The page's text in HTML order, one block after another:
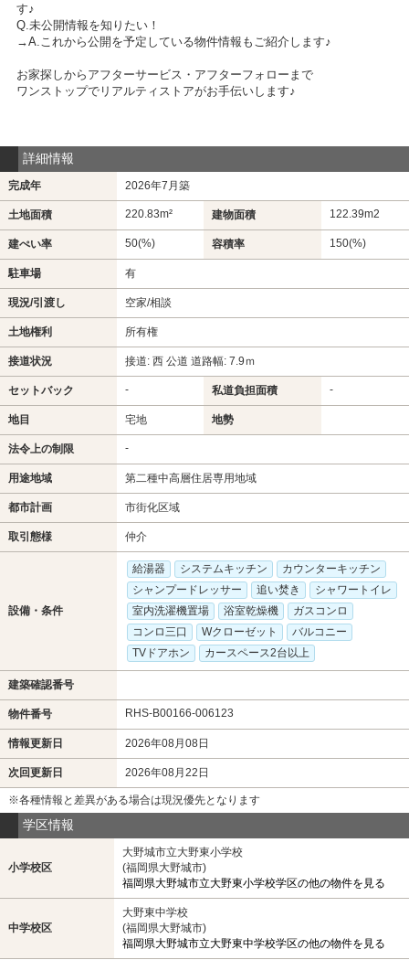
す♪
Q.未公開情報を知りたい！
→A.これから公開を予定している物件情報もご紹介します♪
お家探しからアフターサービス・アフターフォローまで
ワンストップでリアルティストアがお手伝いします♪
詳細情報
完成年 2026年7月築
土地面積 220.83m² 建物面積 122.39m2
建ぺい率 50(%) 容積率 150(%)
駐車場 有
現況/引渡し 空家/相談
土地権利 所有権
接道状況 接道: 西 公道 道路幅: 7.9ｍ
セットバック - 私道負担面積 -
地目 宅地 地勢
法令上の制限 -
用途地域 第二種中高層住居専用地域
都市計画 市街化区域
取引態様 仲介
設備・条件
給湯器 システムキッチン
カウンターキッチン
シャンプードレッサー
追い焚き
シャワートイレ
室内洗濯機置場
浴室乾燥機
ガスコンロ
コンロ三口
Wクローゼット
バルコニー
TVドアホン
カースペース2台以上
建築確認番号
物件番号 RHS-B00166-006123
情報更新日 2026年08月08日
次回更新日 2026年08月22日
※各種情報と差異がある場合は現況優先となります
学区情報
小学校区
大野城市立大野東小学校
(福岡県大野城市)
福岡県大野城市立大野東小学校学区の他の物件を見る
中学校区
大野東中学校
(福岡県大野城市)
福岡県大野城市立大野東中学校学区の他の物件を見る